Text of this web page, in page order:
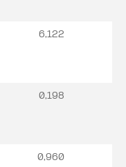
6,122
0,198
0,960